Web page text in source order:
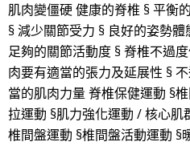
肌肉變僵硬 健康的脊椎 § 平衡
§ 減少關節受力 § 良好的姿勢
足夠的關節活動度 § 脊椎不過
肉要有適當的張力及延展性 §
當的肌肉力量 脊椎保健運動 §
拉運動 §肌力強化運動 / 核心肌
椎間盤運動 §椎間盤活動運動 §